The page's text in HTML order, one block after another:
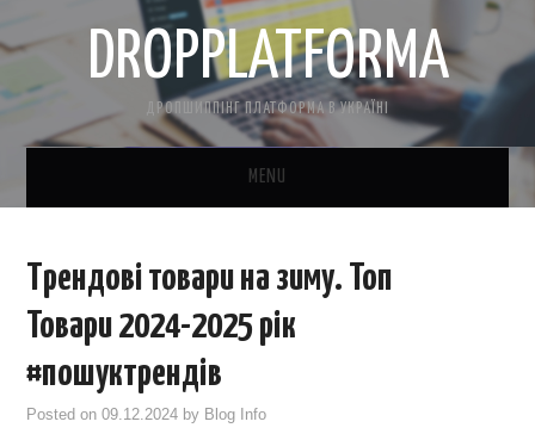
DROPPLATFORMA
ДРОПШИППІНГ ПЛАТФОРМА В УКРАЇНІ
MENU
КОНТАКТНА ІНФОРМАЦІЯ
САЙТ БЕЗКОШТОВНО
Трендові товари на зиму. Топ
Товари 2024-2025 рік
#пошуктрендів
Posted on09.12.2024 by Blog Info